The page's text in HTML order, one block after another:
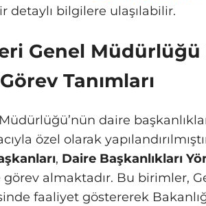
bilgilere ulaşılabilir.
Genel Müdürlüğü
Tanımları
daire
özel olarak
, Daire Başkanlıkları
almaktadır. Bu birimler,
faaliyet göstererek